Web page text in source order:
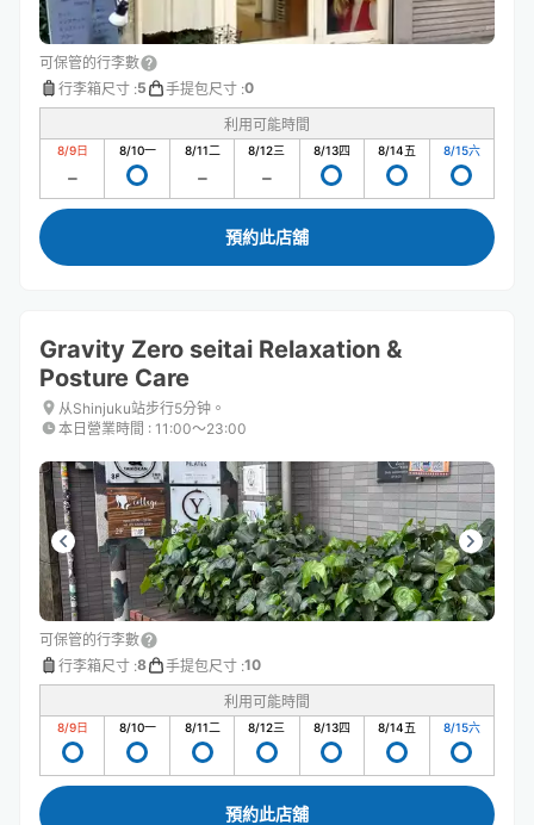
可保管的行李數
行李箱尺寸 :5 手提包尺寸 :0
利用可能時間
8/9日 8/10一 8/11二 8/12三 8/13四 8/14五 8/15六
預約此店舖
Gravity Zero seitai Relaxation &
Posture Care
从Shinjuku站步行5分钟。
本日營業時間 : 11:00〜23:00
可保管的行李數
行李箱尺寸 :8 手提包尺寸 :10
利用可能時間
8/9日 8/10一 8/11二 8/12三 8/13四 8/14五 8/15六
預約此店舖